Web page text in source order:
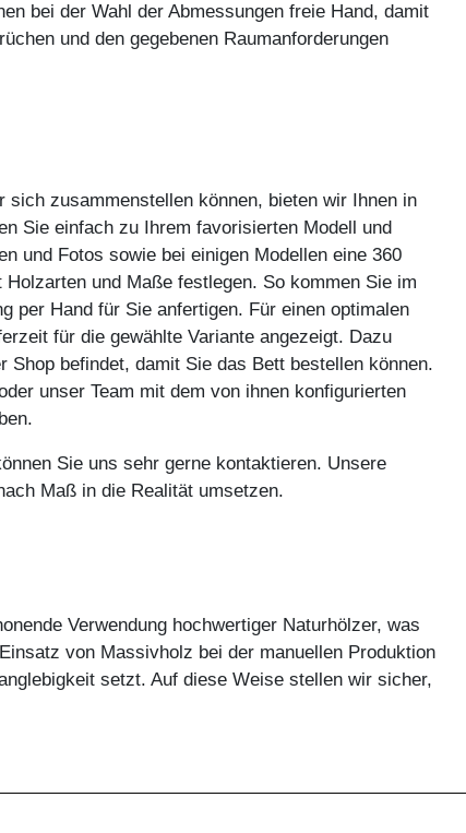
bei der Wahl der Abmessungen freie Hand, damit
und den gegebenen Raumanforderungen
zusammenstellen können, bieten wir Ihnen in
Sie einfach zu Ihrem favorisierten Modell und
und Fotos sowie bei einigen Modellen eine 360
und Maße festlegen. So kommen Sie im
per Hand für Sie anfertigen. Für einen optimalen
für die gewählte Variante angezeigt. Dazu
befindet, damit Sie das Bett bestellen können.
unser Team mit dem von ihnen konfigurierten
Sie uns sehr gerne kontaktieren. Unsere
Maß in die Realität umsetzen.
Verwendung hochwertiger Naturhölzer, was
von Massivholz bei der manuellen Produktion
setzt. Auf diese Weise stellen wir sicher,